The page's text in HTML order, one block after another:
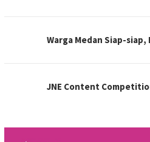
Warga Medan Siap-
JNE Content